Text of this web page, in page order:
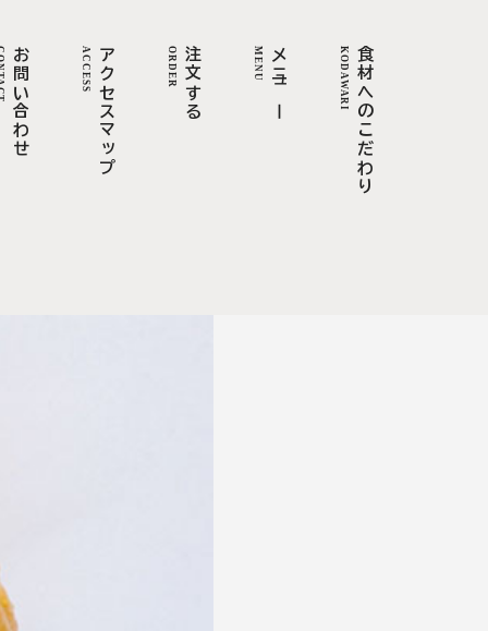
食材へのこだわり
KODAWARI
メニュー
MENU
注文する
ORDER
アクセスマップ
ACCESS
お問い合わせ